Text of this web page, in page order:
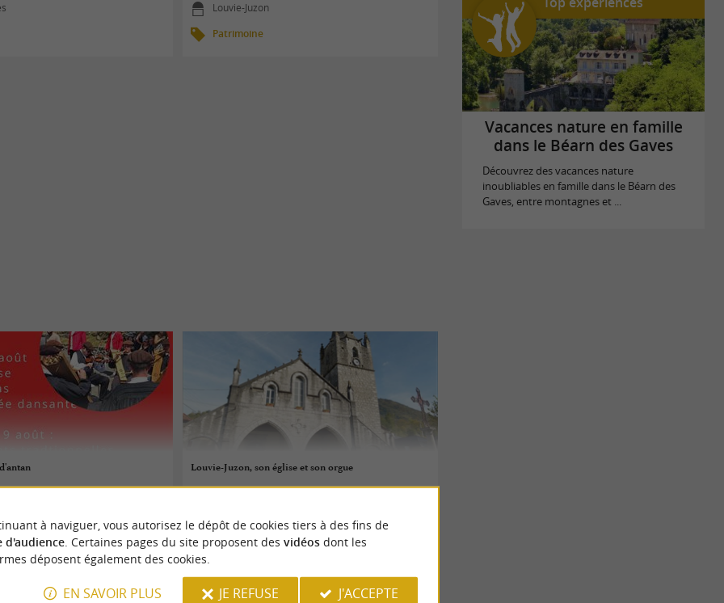
Louvie-Juzon
Patrimoine
Louvie-Juzon, son église et son orgue
Louvie-Juzon
Vacances nature en famille
dans le Béarn des Gaves
Découvrez des vacances nature
inoubliables en famille dans le Béarn des
Gaves, entre montagnes et ...
à naviguer, vous autorisez le dépôt de cookies tiers à des fins de
d'audience. Certaines pages du site proposent des vidéosdont les
déposent également des cookies.
EN SAVOIR PLUS JE REFUSE J'ACCEPTE